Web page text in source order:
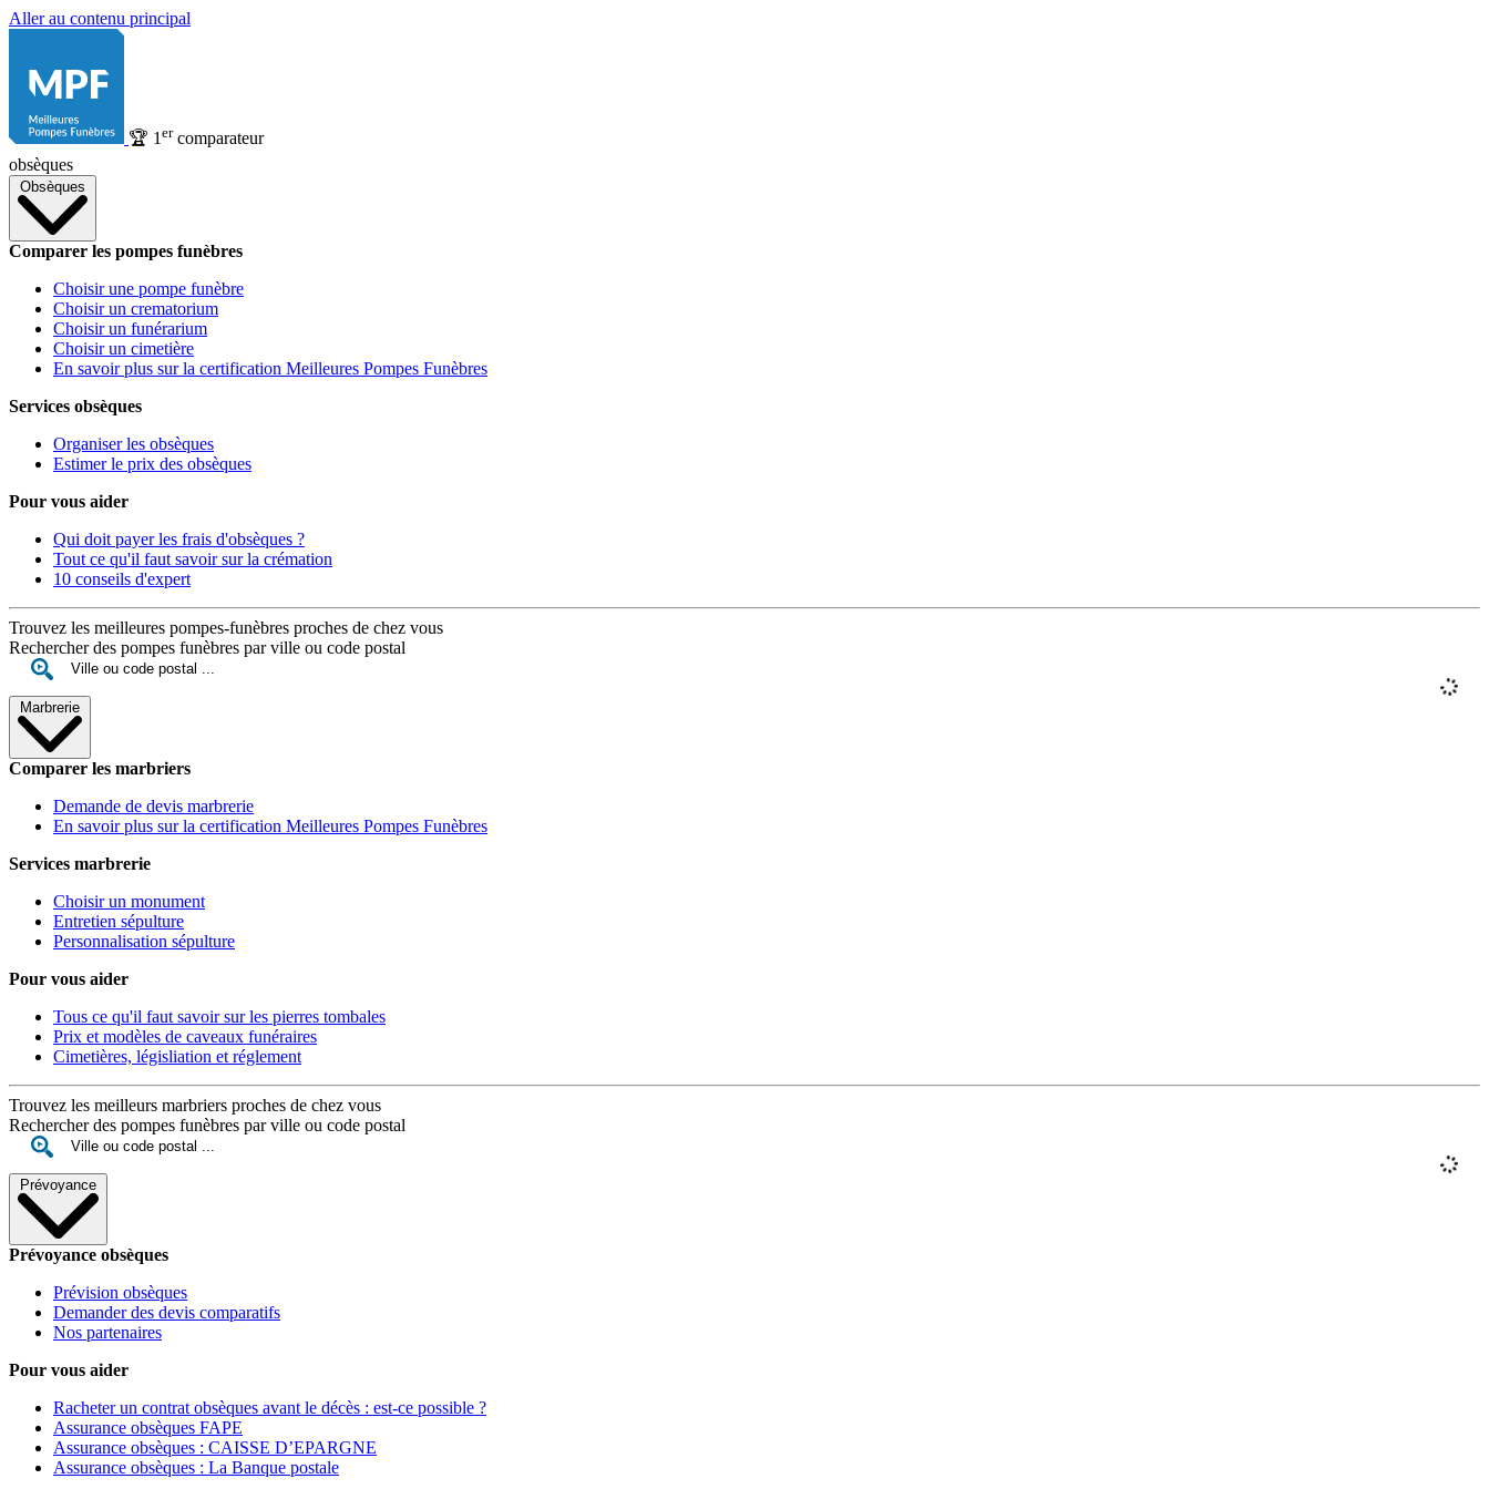
Aller au contenu principal
🏆 1 ercomparateur
obsèques
Obsèques
Comparer les pompes funèbres
Choisir une pompe funèbre
Choisir un crematorium
Choisir un funérarium
Choisir un cimetière
En savoir plus sur la certification Meilleures Pompes Funèbres
Services obsèques
Organiser les obsèques
Estimer le prix des obsèques
Pour vous aider
Qui doit payer les frais d'obsèques ?
Tout ce qu'il faut savoir sur la crémation
10 conseils d'expert
Trouvez les meilleures pompes-funèbres proches de chez vous
Rechercher des pompes funèbres par ville ou code postal
Marbrerie
Comparer les marbriers
Demande de devis marbrerie
En savoir plus sur la certification Meilleures Pompes Funèbres
Services marbrerie
Choisir un monument
Entretien sépulture
Personnalisation sépulture
Pour vous aider
Tous ce qu'il faut savoir sur les pierres tombales
Prix et modèles de caveaux funéraires
Cimetières, législiation et réglement
Trouvez les meilleurs marbriers proches de chez vous
Rechercher des pompes funèbres par ville ou code postal
Prévoyance
Prévoyance obsèques
Prévision obsèques
Demander des devis comparatifs
Nos partenaires
Pour vous aider
Racheter un contrat obsèques avant le décès : est-ce possible ?
Assurance obsèques FAPE
Assurance obsèques : CAISSE D’EPARGNE
Assurance obsèques : La Banque postale